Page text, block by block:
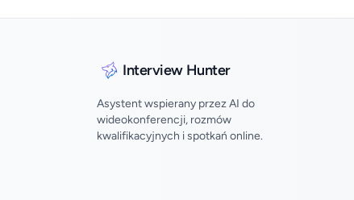
Interview Hunter
Asystent wspierany przez AI do
wideokonferencji, rozmów
kwalifikacyjnych i spotkań online.